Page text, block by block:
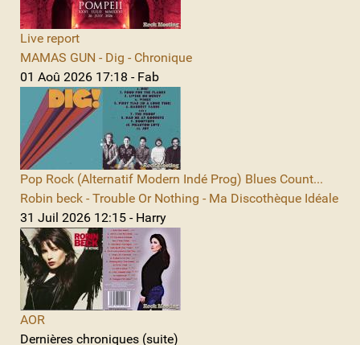
Live report
MAMAS GUN - Dig - Chronique
01 Aoû 2026 17:18 - Fab
Pop Rock (Alternatif Modern Indé Prog) Blues Count...
Robin beck - Trouble Or Nothing - Ma Discothèque Idéale
31 Juil 2026 12:15 - Harry
AOR
Dernières chroniques (suite)